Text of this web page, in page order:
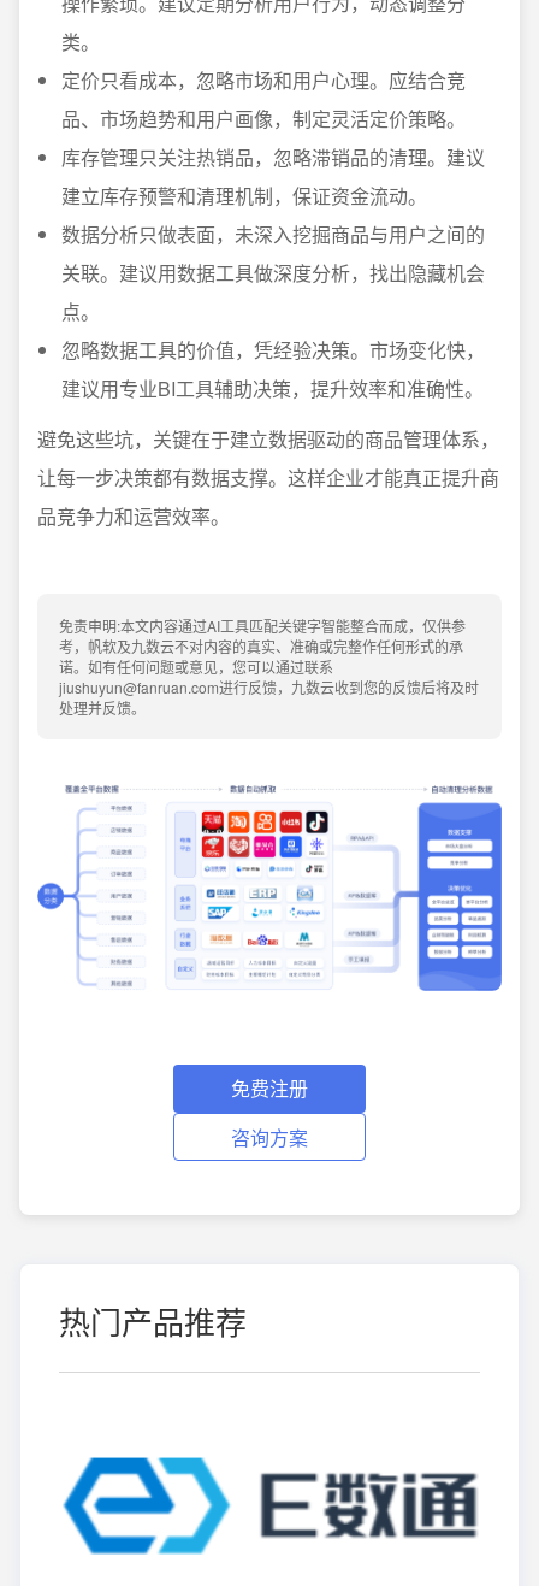
类。
定价只看成本，忽略市场和用户心理。应结合竞
品、市场趋势和用户画像，制定灵活定价策略。
库存管理只关注热销品，忽略滞销品的清理。建议
建立库存预警和清理机制，保证资金流动。
数据分析只做表面，未深入挖掘商品与用户之间的
关联。建议用数据工具做深度分析，找出隐藏机会
点。
忽略数据工具的价值，凭经验决策。市场变化快，
建议用专业BI工具辅助决策，提升效率和准确性。
避免这些坑，关键在于建立数据驱动的商品管理体系，
让每一步决策都有数据支撑。这样企业才能真正提升商
品竞争力和运营效率。
免责申明:本文内容通过AI工具匹配关键字智能整合而成，仅供参
考，帆软及九数云不对内容的真实、准确或完整作任何形式的承
诺。如有任何问题或意见，您可以通过联系
jiushuyun@fanruan.com进行反馈，九数云收到您的反馈后将及时
处理并反馈。
免费注册
咨询方案
热门产品推荐